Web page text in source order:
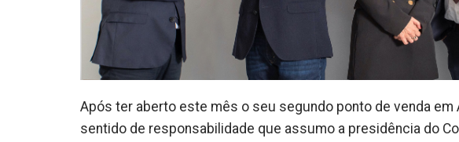
Após ter aberto este mês o seu segundo ponto de venda em
sentido de responsabilidade que assumo a presidência do